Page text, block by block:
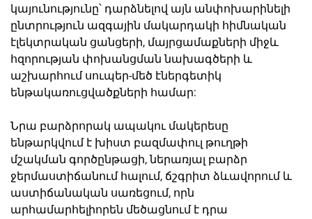
կայունությունը՝ դարձնելով այն անփոխարինելի
ընտրություն ազգային մակարդակի հիմնական
էլեկտրական ցանցերի, մայրցամաքների միջև
հզորության փոխանցման նախագծերի և
աշխարհում սուպեր-մեծ էներգետիկ
ենթակառուցվածքների համար:
Նրա բարձրորակ ապակու մակերեսը
ենթարկվում է խիստ բազմափուլ թուղթի
մշակման գործընթացի, ներառյալ բարձր
ջերմաստիճանում հալում, ճշգրիտ ձևավորում և
աստիճանական սառեցում, որն
արհամարհելիորեն մեծացնում է դրա